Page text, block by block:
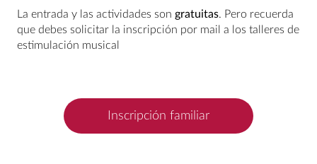
La entrada y las actividades son gratuitas. Pero recuerda
que debes solicitar la inscripción por mail a los talleres de
estimulación musical
Inscripción familiar